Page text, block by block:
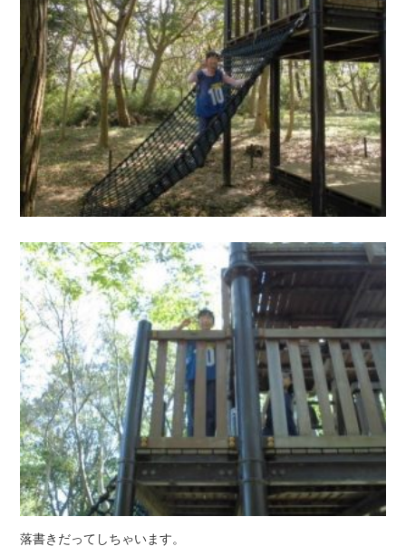
落書きだってしちゃいます。